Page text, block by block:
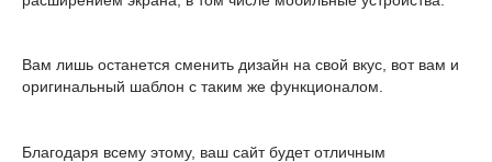
Вам лишь останется сменить дизайн на свой вкус, вот вам и
оригинальный шаблон с таким же функционалом.
Благодаря всему этому, ваш сайт будет отличным